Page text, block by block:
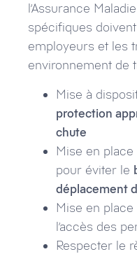
l’Assurance
spécifiques
employeurs et les
environnement de
Mise à
protection
chute
Mise en
pour éviter le
déplacement
Mise en
l’accès des
Respecter le